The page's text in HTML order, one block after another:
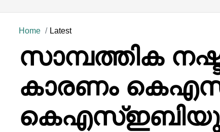
Home Latest
സാമ്പത്തിക
കാരണം
കെഎസ്ഇബിയും